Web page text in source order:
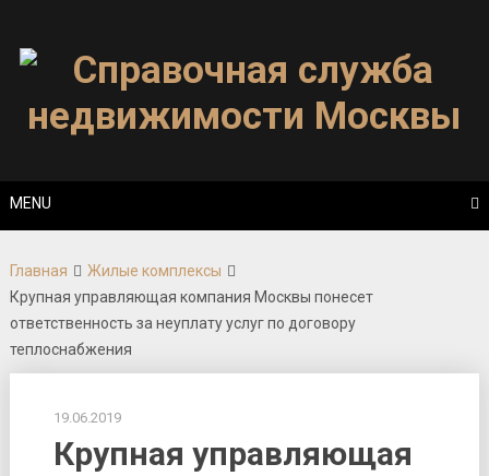
content
MENU
Главная
Жилые комплексы
Крупная управляющая компания Москвы понесет
ответственность за неуплату услуг по договору
теплоснабжения
19.06.2019
Крупная управляющая